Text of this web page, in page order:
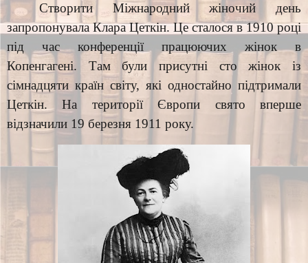
Створити Міжнародний жіночий день
запропонувала Клара Цеткін. Це сталося в 1910 році
під час конференції працюючих жінок в
Копенгагені. Там були присутні сто жінок із
сімнадцяти країн світу, які одностайно підтримали
Цеткін. На території Європи свято вперше
відзначили 19 березня 1911 року.